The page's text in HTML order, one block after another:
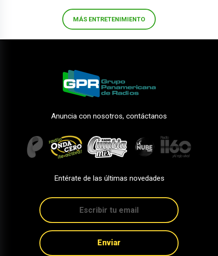
MÁS ENTRETENIMIENTO
Anuncia con nosotros, contáctanos
Entérate de las últimas novedades
Enviar